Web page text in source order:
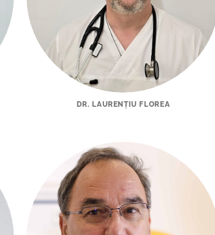
DR. LAURENȚIU FLOREA